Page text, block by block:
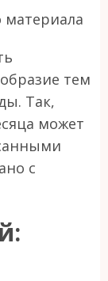
материала
тем
Так,
может
с